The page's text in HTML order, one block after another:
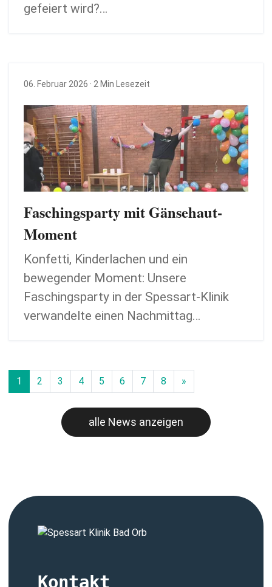
gefeiert wird?…
06. Februar 2026 · 2 Min Lesezeit
Faschingsparty mit Gänsehaut-
Moment
Konfetti, Kinderlachen und ein
bewegender Moment: Unsere
Faschingsparty in der Spessart-Klinik
verwandelte einen Nachmittag…
1 2 3 4 5 6 7 8 »
alle News anzeigen
Kontakt